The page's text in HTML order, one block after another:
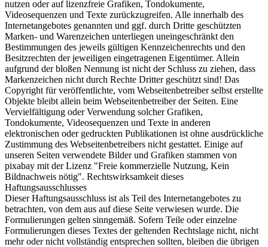
nutzen oder auf lizenzfreie Grafiken, Tondokumente,
Videosequenzen und Texte zurückzugreifen. Alle innerhalb des
Internetangebotes genannten und ggf. durch Dritte geschützten
Marken- und Warenzeichen unterliegen uneingeschränkt den
Bestimmungen des jeweils gültigen Kennzeichenrechts und den
Besitzrechten der jeweiligen eingetragenen Eigentümer. Allein
aufgrund der bloßen Nennung ist nicht der Schluss zu ziehen, dass
Markenzeichen nicht durch Rechte Dritter geschützt sind! Das
Copyright für veröffentlichte, vom Webseitenbetreiber selbst erstellte
Objekte bleibt allein beim Webseitenbetreiber der Seiten. Eine
Vervielfältigung oder Verwendung solcher Grafiken,
Tondokumente, Videosequenzen und Texte in anderen
elektronischen oder gedruckten Publikationen ist ohne ausdrückliche
Zustimmung des Webseitenbetreibers nicht gestattet. Einige auf
unseren Seiten verwendete Bilder und Grafiken stammen von
pixabay mit der Lizenz "Freie kommerzielle Nutzung, Kein
Bildnachweis nötig". Rechtswirksamkeit dieses
Haftungsausschlusses
Dieser Haftungsausschluss ist als Teil des Internetangebotes zu
betrachten, von dem aus auf diese Seite verwiesen wurde. Die
Formulierungen gelten sinngemäß. Sofern Teile oder einzelne
Formulierungen dieses Textes der geltenden Rechtslage nicht, nicht
mehr oder nicht vollständig entsprechen sollten, bleiben die übrigen